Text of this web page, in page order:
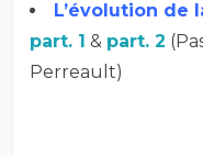
L’évolution de
part. 1 & part. 2
Perreault)